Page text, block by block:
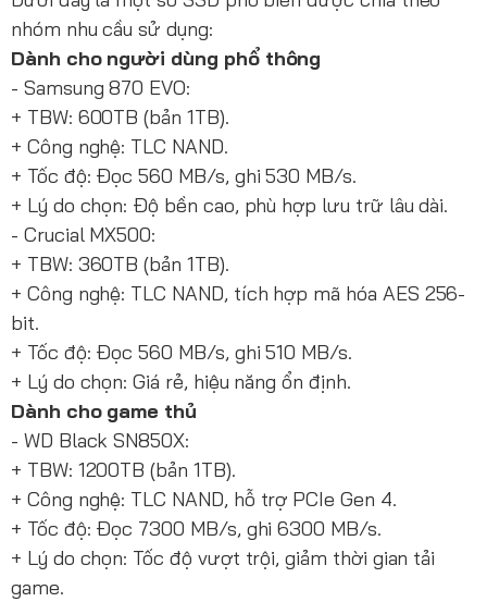
nhóm nhu cầu sử dụng:
Dành cho người dùng phổ thông
- Samsung 870 EVO:
+ TBW: 600TB (bản 1TB).
+ Công nghệ: TLC NAND.
+ Tốc độ: Đọc 560 MB/s, ghi 530 MB/s.
+ Lý do chọn: Độ bền cao, phù hợp lưu trữ lâu dài.
- Crucial MX500:
+ TBW: 360TB (bản 1TB).
+ Công nghệ: TLC NAND, tích hợp mã hóa AES 256-
bit.
+ Tốc độ: Đọc 560 MB/s, ghi 510 MB/s.
+ Lý do chọn: Giá rẻ, hiệu năng ổn định.
Dành cho game thủ
- WD Black SN850X:
+ TBW: 1200TB (bản 1TB).
+ Công nghệ: TLC NAND, hỗ trợ PCIe Gen 4.
+ Tốc độ: Đọc 7300 MB/s, ghi 6300 MB/s.
+ Lý do chọn: Tốc độ vượt trội, giảm thời gian tải
game.